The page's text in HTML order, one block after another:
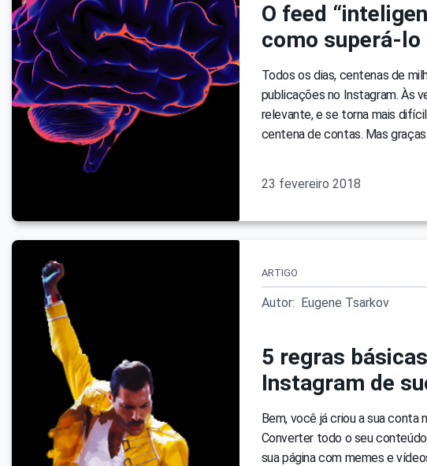
O feed
como superá-lo
Todos os dias, centenas de
publicações no Instagram. Às
relevante, e se torna mais
centena de contas. Mas
23 fevereiro 2018
ARTIGO
Autor: Eugene Tsarkov
5 regras
Instagram de
Bem, você já criou a sua conta
Converter todo o seu
sua página com memes e